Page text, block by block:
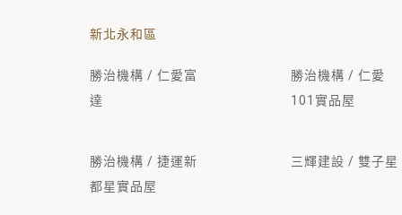
新北永和區
勝治機構 / 仁愛富
達
勝治機構 / 仁愛
101實品屋
勝治機構 / 捷運新
都星實品屋
三輝建設 / 雙子星